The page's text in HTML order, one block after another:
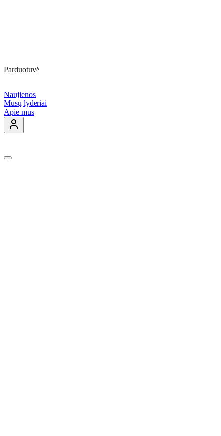
Parduotuvė
Naujienos
Mūsų lyderiai
Apie mus